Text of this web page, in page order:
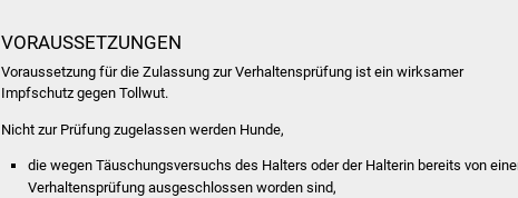
VORAUSSETZUNGEN
Voraussetzung für die Zulassung zur Verhaltensprüfung ist ein wirksamer
Impfschutz gegen Tollwut.
Nicht zur Prüfung zugelassen werden Hunde,
die wegen Täuschungsversuchs des Halters oder der Halterin bereits von
Verhaltensprüfung ausgeschlossen worden sind,